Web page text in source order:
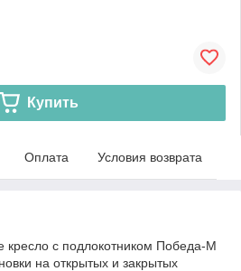
Купить
Оплата Условия возврата
кресло с подлокотником Победа-М
на открытых и закрытых